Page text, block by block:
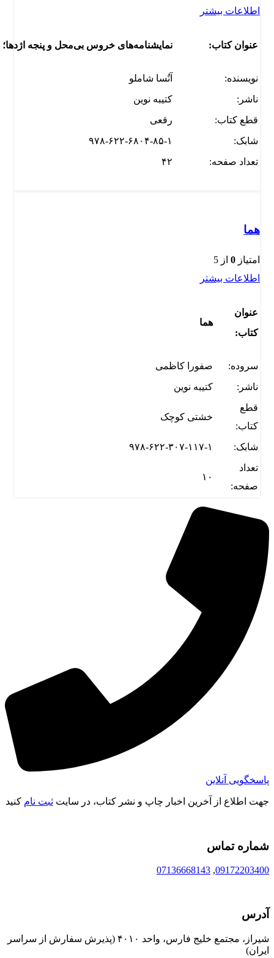
اطلاعات بیشتر
عنوان کتاب: نمایشنامه‌های خروس بی‌محل و پنجه
نویسنده:
آتُسا شاملو
ناشر:
کتیبه نوین
قطع کتاب:
رقعی
شابک:
۹۷۸-۶۲۲-۶۸۰۴-۸۵-۱
تعداد صفحه:
۴۲
هما
امتیاز 0 از 5
اطلاعات بیشتر
عنوان
کتاب:
هما
سروده:
صفورا کاظمی
ناشر:
کتیبه نوین
قطع
کتاب:
خشتی کوچک
شابک:
۹۷۸-۶۲۲-۳۰۷-۱۱۷-۱
تعداد
صفحه:
۱۰
پاسخگویی آنلاین
جهت اطلاع از آخرین اخبار چاپ و نشر کتاب، در سایتثبت نام کنید
شماره تماس
09172203400
,
07136668143
آدرس
شیراز، مجتمع خلیج فارس، واحد ۴۰۱۰ (پذیرش سفارش از سراسر
ایران)